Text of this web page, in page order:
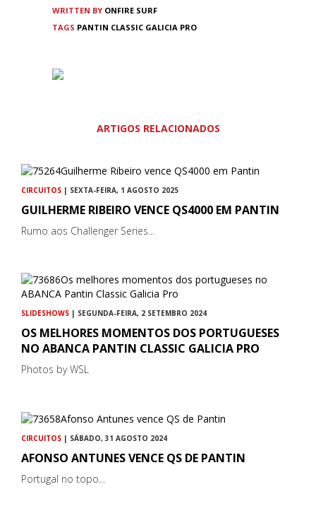
WRITTEN BY ONFIRE SURF
TAGS PANTIN CLASSIC GALICIA PRO
ARTIGOS RELACIONADOS
CIRCUITOS | SEXTA-FEIRA, 1 AGOSTO 2025
GUILHERME RIBEIRO VENCE QS4000 EM PANTIN
Rumo aos Challenger Series...
SLIDESHOWS | SEGUNDA-FEIRA, 2 SETEMBRO 2024
OS MELHORES MOMENTOS DOS PORTUGUESES
NO ABANCA PANTIN CLASSIC GALICIA PRO
Photos by WSL
CIRCUITOS | SÁBADO, 31 AGOSTO 2024
AFONSO ANTUNES VENCE QS DE PANTIN
Portugal no topo...